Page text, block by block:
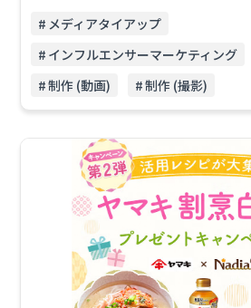
メディアタイアップ
インフルエンサーマーケティング
制作 (動画)
制作 (撮影)